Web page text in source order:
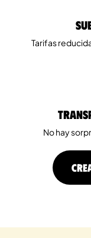
Tarifas
No hay